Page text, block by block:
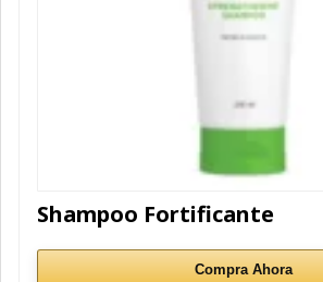
Shampoo Fortificante
Compra Ahora